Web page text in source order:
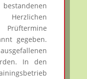
gegeben.
In den